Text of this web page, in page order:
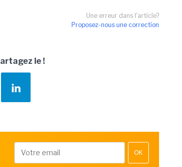
Une erreur dans l'article?
Proposez-nous une correction
le !
OK